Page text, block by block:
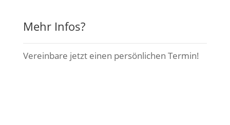
Mehr Infos?
Vereinbare jetzt einen persönlichen Termin!